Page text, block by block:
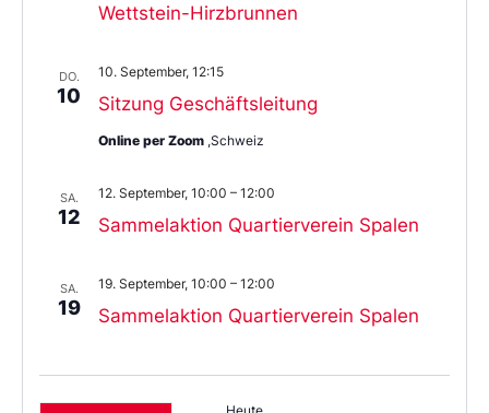
Wettstein-Hirzbrunnen
DO.
10 Sitzung Geschäftsleitung
10. September, 12:15
Online per Zoom ,Schweiz
SA.
12 Sammelaktion Quartierverein Spalen
12. September, 10:00 – 12:00
SA.
19 Sammelaktion Quartierverein Spalen
19. September, 10:00 – 12:00